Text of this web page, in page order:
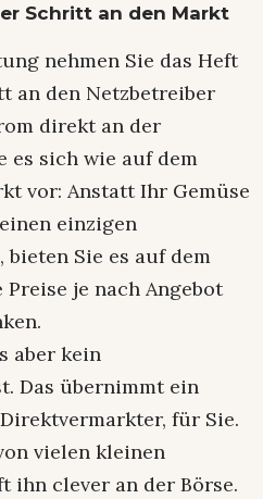
Schritt an den Markt
nehmen Sie das Heft
an den Netzbetreiber
direkt an der
es sich wie auf dem
vor: Anstatt Ihr Gemüse
einzigen
Sie es auf dem
je nach Angebot
aber kein
Das übernimmt ein
für Sie.
vielen kleinen
ihn clever an der Börse.